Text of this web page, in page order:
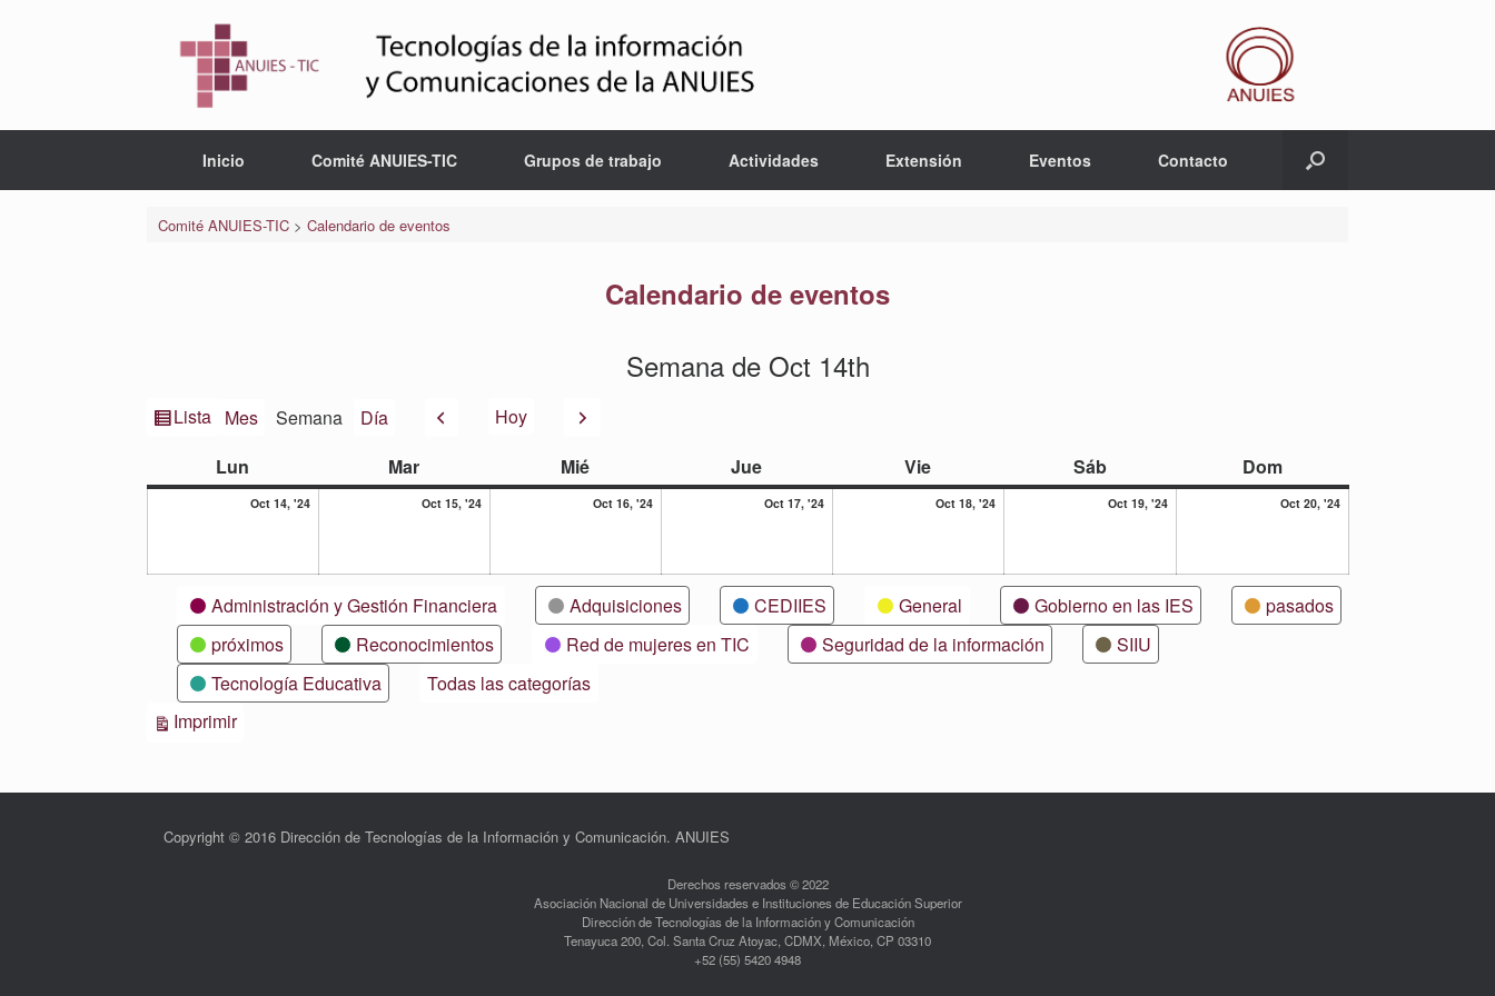
Inicio Comité ANUIES-TIC Grupos de trabajo Actividades Extensión Eventos Contacto
Comité ANUIES-TIC> Calendario de eventos
Calendario de eventos
Semana de Oct 14th
Ver
Lista Mes Semana Día AnteriorHoy Siguiente
Lun Marmartes Miémiércoles Juejueves Vieviernes Sábsábado Domdomingo
Oct 14, '2414
Oct 15, '2415
Oct 16, '2416
Oct 17, '2417
Oct 18, '2418
Oct 19, '2419
Oct 20, '2420
CategoríasAdministración y Gestión Financiera Adquisiciones CEDIIES General Gobierno en las IES
pasados
próximos
Reconocimientos Red de mujeres en TIC Seguridad de la información
SIIU
Tecnología Educativa
Todas las categorías
ImprimirVistas
Copyright © 2016 Dirección de Tecnologías de la Información y Comunicación. ANUIES
Derechos reservados © 2022
Asociación Nacional de Universidades e Instituciones de Educación Superior
Dirección de Tecnologías de la Información y Comunicación
Tenayuca 200, Col. Santa Cruz Atoyac, CDMX, México, CP 03310
+52 (55) 5420 4948